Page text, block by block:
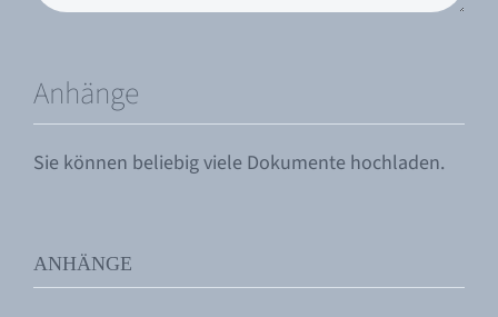
Anhänge
Sie können beliebig viele Dokumente hochladen.
ANHÄNGE